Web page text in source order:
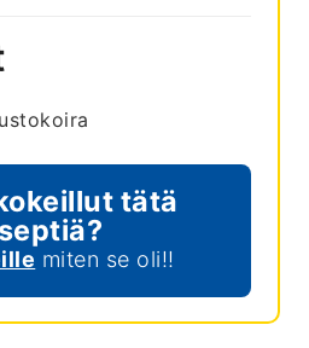
tätä
miten se oli!!